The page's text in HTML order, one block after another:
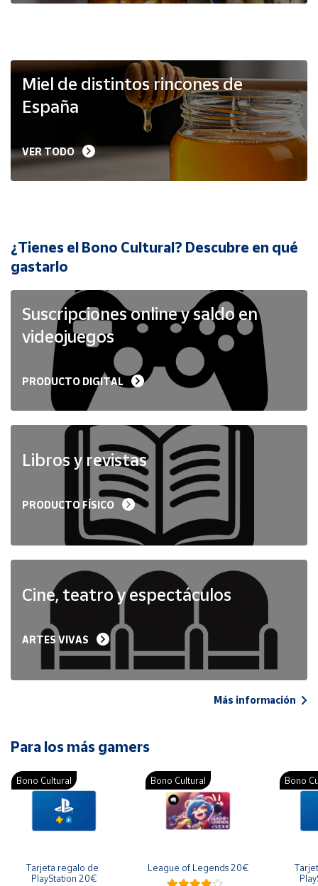
Vendedores
Mapa de
Hazte
vendedor
Cuenta
Ubicación
Península
Baleares
Melilla
Miel de distintos rincones de
España
VER TODO
¿Tienes el Bono Cultural? Descubre en qué
gastarlo
Suscripciones online y saldo en
videojuegos
PRODUCTO DIGITAL
Libros y revistas
PRODUCTO FÍSICO
Cine, teatro y espectáculos
ARTES VIVAS
Más información
Para los más gamers
Bono Cultural
Tarjeta regalo de
PlayStation 20€
Bono Cultural
League of Legends 20€
Bono